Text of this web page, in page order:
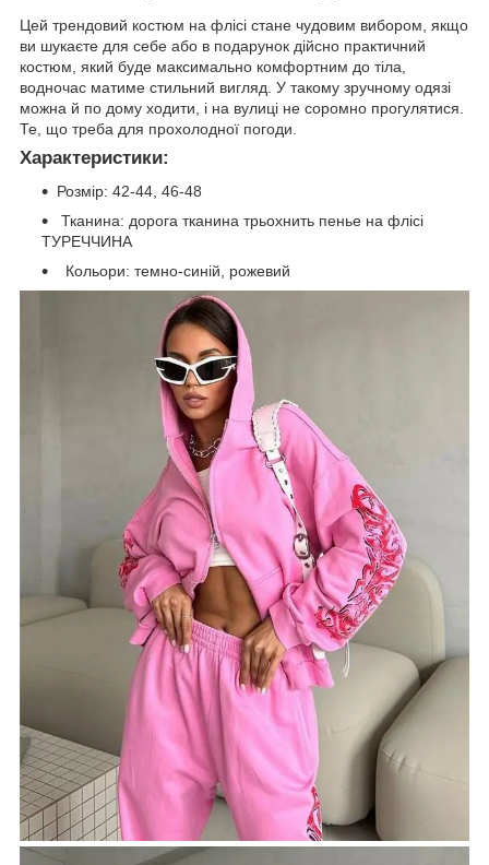
Цей трендовий костюм на флісі стане чудовим вибором, якщо
ви шукаєте для себе або в подарунок дійсно практичний
костюм, який буде максимально комфортним до тіла,
водночас матиме стильний вигляд. У такому зручному одязі
можна й по дому ходити, і на вулиці не соромно прогулятися.
Те, що треба для прохолодної погоди.
Характеристики:
Розмір: 42-44, 46-48
Тканина: дорога тканина трьохнить пенье на флісі
ТУРЕЧЧИНА
Кольори: темно-синій, рожевий